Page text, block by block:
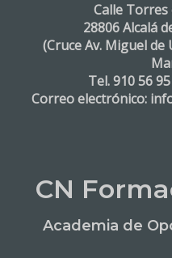
Calle Torres
28806 Alcalá
(Cruce Av. Miguel
Tel. 910 56
Correo electrónico:
CN
Academia de